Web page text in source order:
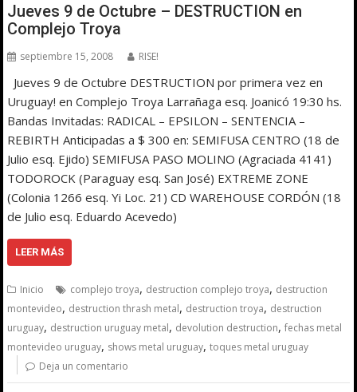
Jueves 9 de Octubre – DESTRUCTION en
Complejo Troya
septiembre 15, 2008 RISE!
Jueves 9 de Octubre DESTRUCTION por primera vez en
Uruguay! en Complejo Troya Larrañaga esq. Joanicó 19:30 hs.
Bandas Invitadas: RADICAL – EPSILON – SENTENCIA –
REBIRTH Anticipadas a $ 300 en: SEMIFUSA CENTRO (18 de
Julio esq. Ejido) SEMIFUSA PASO MOLINO (Agraciada 4141)
TODOROCK (Paraguay esq. San José) EXTREME ZONE
(Colonia 1266 esq. Yi Loc. 21) CD WAREHOUSE CORDÓN (18
de Julio esq. Eduardo Acevedo)
LEER MÁS
Inicio complejo troya, destruction complejo troya, destruction
montevideo, destruction thrash metal, destruction troya, destruction
uruguay, destruction uruguay metal, devolution destruction,fechas metal
montevideo uruguay, shows metal uruguay,toques metal uruguay
Deja un comentario